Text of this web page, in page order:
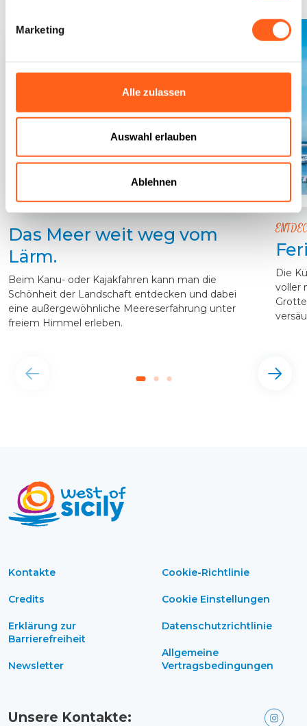
Marketing
Alle zulassen
Auswahl erlauben
Ablehnen
Das Meer weit weg vom
Lärm.
Beim Kanu- oder Kajakfahren kann man die
Schönheit der Landschaft entdecken und dabei
eine außergewöhnliche Meereserfahrung unter
freiem Himmel erleben.
Die
voller
Kontakte
Credits
Erklärung zur
Barrierefreiheit
Newsletter
Cookie-Richtlinie
Cookie Einstellungen
Datenschutzrichtlinie
Allgemeine
Vertragsbedingungen
Unsere Kontakte: